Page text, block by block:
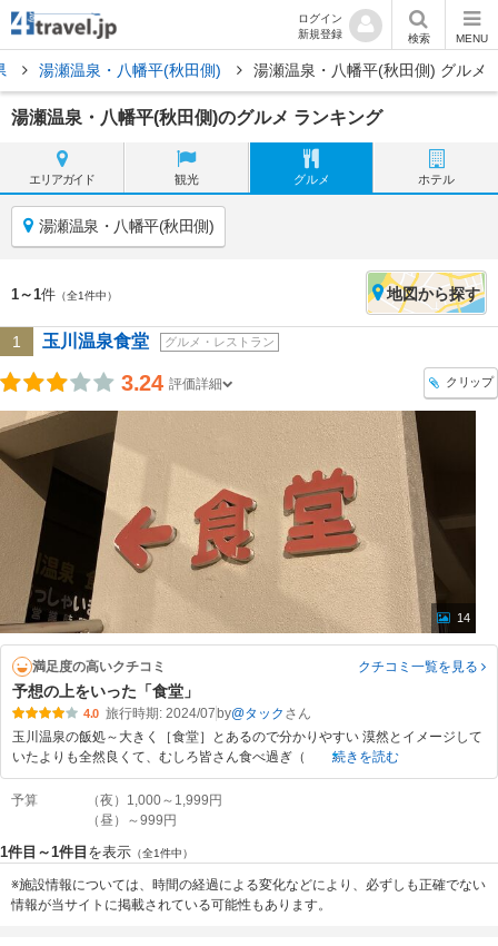
ログイン
新規登録
検索 MENU
湯瀬温泉・八幡平(秋田側) 湯瀬温泉・八幡平(秋田側) グルメ
湯瀬温泉・八幡平(秋田側)のグルメ ランキング
エリアガイド 観光 グルメ ホテル
湯瀬温泉・八幡平(秋田側)
1～1件 （全1件中） 地図から探す
1 玉川温泉食堂 グルメ・レストラン
3.24 評価詳細 クリップ
14
満足度の高いクチコミ クチコミ一覧を見る
予想の上をいった「食堂」
4.0 旅行時期: 2024/07 by@タック
玉川温泉の飯処～大きく［食堂］とあるので分かりやすい 漠然とイメージして
いたよりも全然良くて、むしろ皆さん食べ過ぎ（
続きを読む
予算
（夜）1,000～1,999円
（昼）～999円
1件目～1件目 を表示 （全1件中）
※施設情報については、時間の経過による変化などにより、必ずしも正確でない
情報が当サイトに掲載されている可能性もあります。